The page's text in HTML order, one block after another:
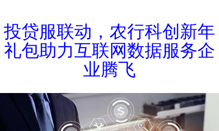
投贷服联动，农行科创新年
礼包助力互联网数据服务企
业腾飞